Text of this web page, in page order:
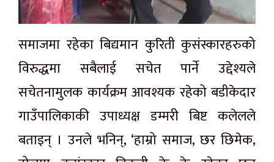
समाजमा रहेका बिद्यमान कुरिती कुसंस्कारहरुको
विरुद्धमा सबैलाई सचेत पार्ने उद्देश्यले
सचेतनामुलक कार्यक्रम आवश्यक रहेको बडीकेदार
गाउँपालिकाकी उपाध्यक्ष डम्मरी बिष्ट कलेलले
बताइन् । उनले भनिन्, ‘हाम्रो समाज, छर छिमेक,